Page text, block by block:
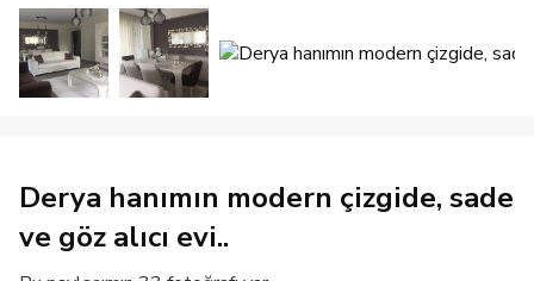
Derya hanımın modern çizgide, sade
ve göz alıcı evi..